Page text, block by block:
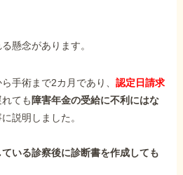
懸念があります。
手術まで2カ月であり、認定日請求
ても 障害年金の受給に不利にはな
説明しました。
いる診察後に診断書を作成しても